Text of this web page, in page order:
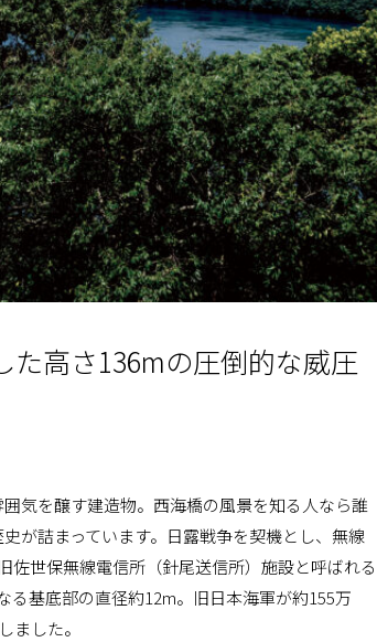
高さ136mの圧倒的な威圧
気を醸す建造物。西海橋の風景を知る人なら誰
が詰まっています。日露戦争を契機とし、無線
世保無線電信所（針尾送信所）施設と呼ばれる
基底部の直径約12m。旧日本海軍が約155万
ました。